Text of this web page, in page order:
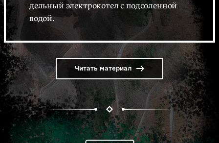
дельный электрокотел с под­соленной
водой.
Читать материал